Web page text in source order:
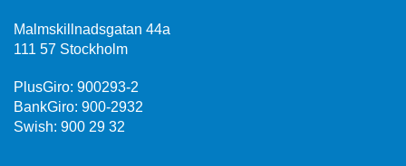
Malmskillnadsgatan 44a
111 57 Stockholm
PlusGiro: 900293-2
BankGiro: 900-2932
Swish: 900 29 32